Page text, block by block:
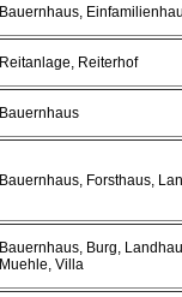
Bauernhaus,
Reitanlage, Reiterhof
Bauernhaus
Bauernhaus, Forsthaus,
Bauernhaus, Burg,
Muehle, Villa